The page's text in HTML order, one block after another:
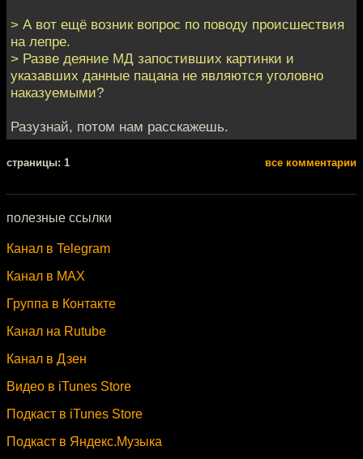
> А вот ещё возник вопрос по поводу происшествия
на лепре.
> Разве деяние МД запостивших картинки и
указавших данные пацана не являются уголовно
наказуемыми?
Разузнай, потом нам расскажешь.
cтраницы: 1 все комментарии
полезные ссылки
Канал в Telegram
Канал в MAX
Группа в Контакте
Канал на Rutube
Канал в Дзен
Видео в iTunes Store
Подкаст в iTunes Store
Подкаст в Яндекс.Музыка